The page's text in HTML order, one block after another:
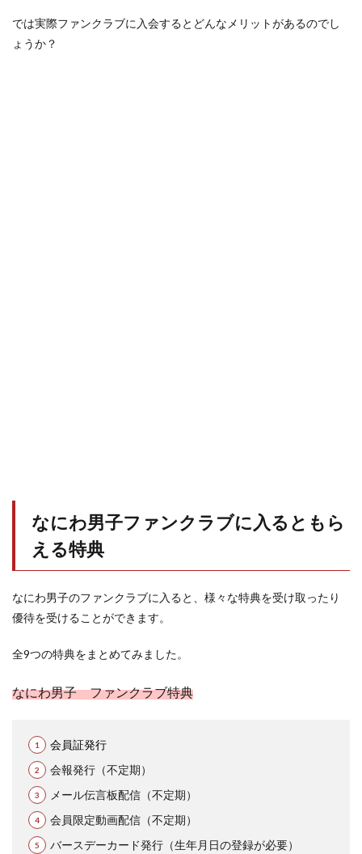
では実際ファンクラブに入会するとどんなメリットがあるのでし
ょうか？
なにわ男子ファンクラブに入るともら
える特典
なにわ男子のファンクラブに入ると、様々な特典を受け取ったり
優待を受けることができます。
全9つの特典をまとめてみました。
なにわ男子 ファンクラブ特典
会員証発行
会報発行（不定期）
メール伝言板配信（不定期）
会員限定動画配信（不定期）
バースデーカード発行（生年月日の登録が必要）